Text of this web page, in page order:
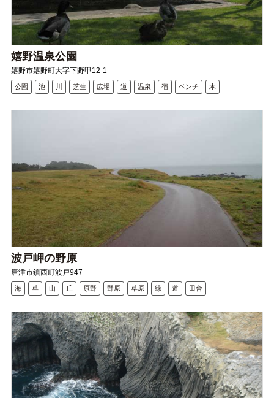
嬉野温泉公園
嬉野市嬉野町大字下野甲12-1
公園 池 川 芝生 広場 道 温泉 宿 ベンチ 木
波戸岬の野原
唐津市鎮西町波戸947
海 草 山 丘 原野 野原 草原 緑 道 田舎